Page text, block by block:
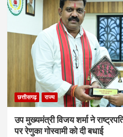
छत्तीसगढ़ राज्य
उप मुख्यमंत्री विजय शर्मा ने
पर रेणुका गोस्वामी को दी बधाई